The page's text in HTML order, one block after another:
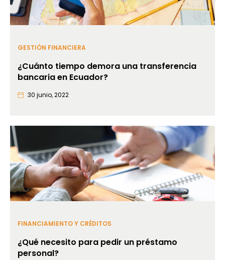
GESTIÓN FINANCIERA
¿Cuánto tiempo demora una transferencia
bancaria en Ecuador?
30 junio, 2022
FINANCIAMIENTO Y CRÉDITOS
¿Qué necesito para pedir un préstamo
personal?